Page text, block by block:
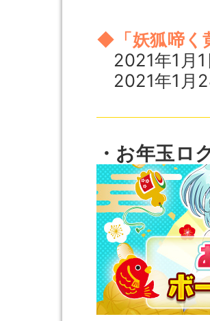
◆「妖狐啼く
2021年1月
2021年1月
・お年玉ロ